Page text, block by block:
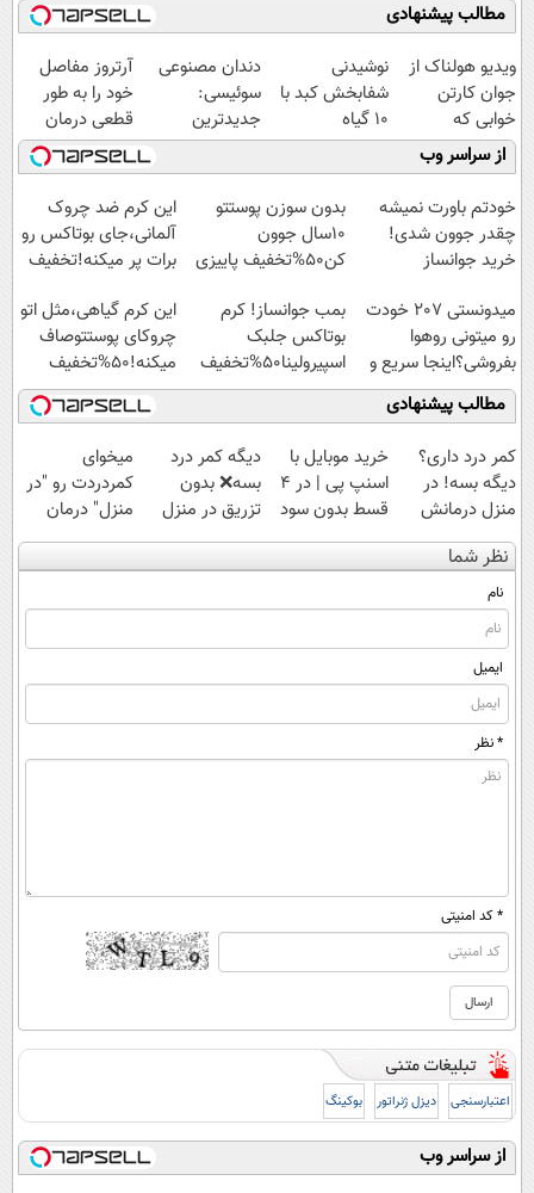
مطالب پیشنهادی
ویدیو هولناک از
جوان کارتن
خوابی که
میلیاردر شد.
آموزش رایگان
نوشیدنی
شفابخش کبد با
10 گیاه
موثر(تخفیف تا
امشب)
دندان مصنوعی
سوئیسی:
جدیدترین
فناوری اروپا،
سبک و مقاوم |
پرداخت قسطی
آرتروز مفاصل
خود را به طور
قطعی درمان
کنید!
◗پرسش‌نامه◖
از سراسر وب
خودتم باورت نمیشه
چقدر جوون شدی!
خرید جوانساز
ویژه
بدون سوزن پوستتو
10سال جوون
کن50%تخفیف پاییزی
این کرم ضد چروک
آلمانی،جای بوتاکس رو
برات پر میکنه!تخفیف
میدونستی 207 خودت
رو میتونی روهوا
بفروشی؟اینجا سریع و
راحت بفروش
بمب جوانساز! کرم
بوتاکس جلبک
اسپیرولینا50%تخفیف
این کرم گیاهی،مثل اتو
چروکای پوستتوصاف
میکنه!50%تخفیف
مطالب پیشنهادی
کمر درد داری؟
دیگه بسه! در
منزل درمانش
کن
(◀پرسش‌نامه)
خرید موبایل با
اسنپ پی | در ۴
قسط بدون سود
و کارمزد!
دیگه کمر درد
بسه❌ بدون
تزریق در منزل
درمانش کن✅
◀پرسش‌نامه پر
میخوای
کمردردت رو "در
منزل" درمان
کنی؟ (◂فیلم +
◂پرسش‌نامه)
نظر شما
نام
ایمیل
* نظر
* کد امنیتی
اعتبارسنجی دیزل ژنراتور بوکینگ
از سراسر وب